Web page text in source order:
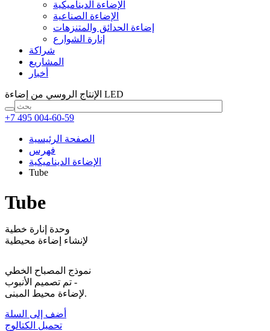
الإضاءة الديناميكية
الإضاءة الصناعية
إضاءة الحدائق والمتنزهات
إنارة الشوارع
شراكة
المشاريع
أخبار
الإنتاج الروسي من إضاءة LED
+7 495 004-60-59
الصفحة الرئيسية
فهرس
الإضاءة الديناميكية
Tube
Tube
وحدة إنارة خطية
لإنشاء إضاءة محيطية
نموذج المصباح الخطي
- تم تصميم الأنبوب
لإضاءة محيط المبنى.
أضف إلى السلة
تحميل الكتالوج